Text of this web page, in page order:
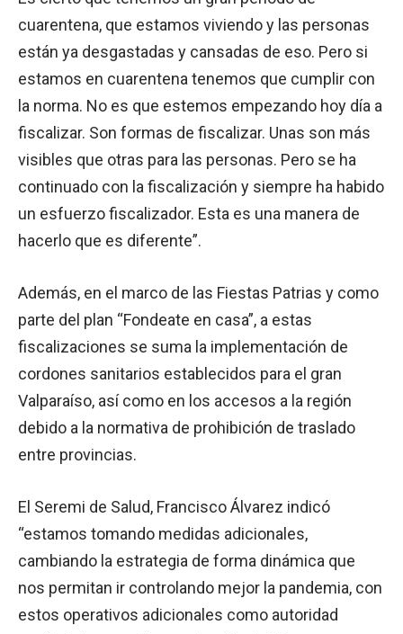
cuarentena, que estamos viviendo y las personas
están ya desgastadas y cansadas de eso. Pero si
estamos en cuarentena tenemos que cumplir con
la norma. No es que estemos empezando hoy día a
fiscalizar. Son formas de fiscalizar. Unas son más
visibles que otras para las personas. Pero se ha
continuado con la fiscalización y siempre ha habido
un esfuerzo fiscalizador. Esta es una manera de
hacerlo que es diferente”.
Además, en el marco de las Fiestas Patrias y como
parte del plan “Fondeate en casa”, a estas
fiscalizaciones se suma la implementación de
cordones sanitarios establecidos para el gran
Valparaíso, así como en los accesos a la región
debido a la normativa de prohibición de traslado
entre provincias.
El Seremi de Salud, Francisco Álvarez indicó
“estamos tomando medidas adicionales,
cambiando la estrategia de forma dinámica que
nos permitan ir controlando mejor la pandemia, con
estos operativos adicionales como autoridad